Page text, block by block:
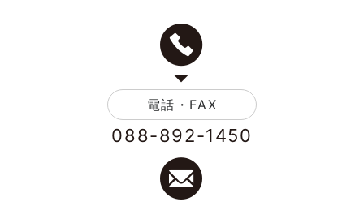
電話・FAX
088-892-1450